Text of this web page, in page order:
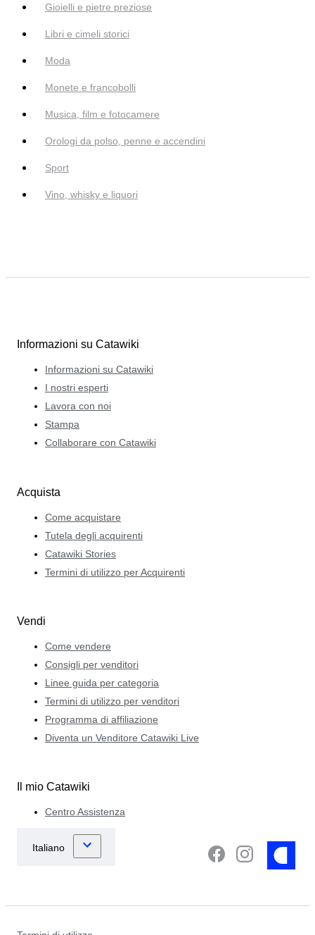
Gioielli e pietre preziose
Libri e cimeli storici
Moda
Monete e francobolli
Musica, film e fotocamere
Orologi da polso, penne e accendini
Sport
Vino, whisky e liquori
Informazioni su Catawiki
Informazioni su Catawiki
I nostri esperti
Lavora con noi
Stampa
Collaborare con Catawiki
Acquista
Come acquistare
Tutela degli acquirenti
Catawiki Stories
Termini di utilizzo per Acquirenti
Vendi
Come vendere
Consigli per venditori
Linee guida per categoria
Termini di utilizzo per venditori
Programma di affiliazione
Diventa un Venditore Catawiki Live
Il mio Catawiki
Centro Assistenza